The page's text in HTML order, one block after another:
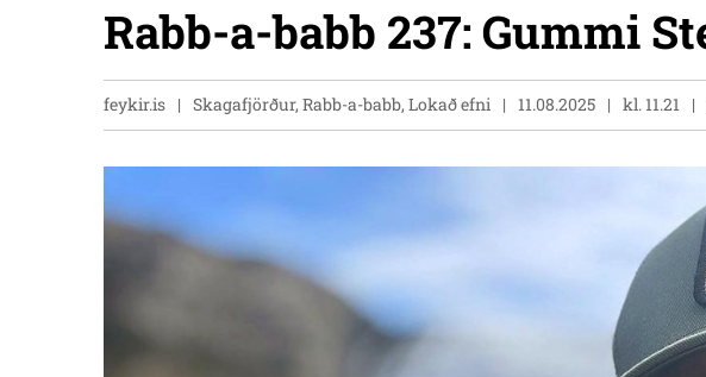
Rabb-a-babb 237: Gummi
feykir.is Skagafjörður, Rabb-a-babb, Lokað efni 11.08.2025 kl. 11.21